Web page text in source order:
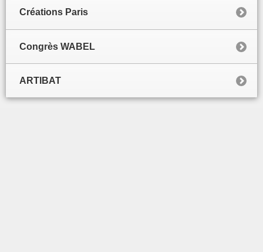
Créations Paris
Congrès WABEL
ARTIBAT